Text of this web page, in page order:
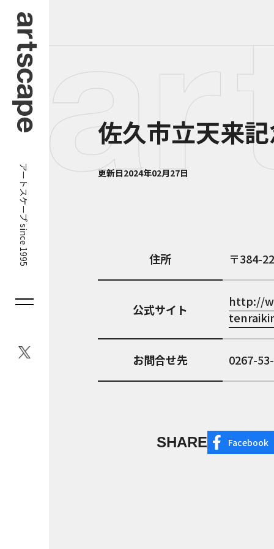
アートスケープ since 1995
佐久市立天来
更新日2024年02月27日
住所 384-
公式サイト
http://
お問合せ先 0267-
SHARE Facebook